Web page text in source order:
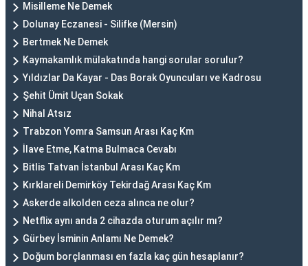
Misilleme Ne Demek
Dolunay Eczanesi - Silifke (Mersin)
Bertmek Ne Demek
Kaymakamlık mülakatında hangi sorular sorulur?
Yıldızlar Da Kayar - Das Borak Oyuncuları ve Kadrosu
Şehit Ümit Uçan Sokak
Nihal Atsız
Trabzon Yomra Samsun Arası Kaç Km
İlave Etme, Katma Bulmaca Cevabı
Bitlis Tatvan İstanbul Arası Kaç Km
Kırklareli Demirköy Tekirdağ Arası Kaç Km
Askerde alkolden ceza alınca ne olur?
Netflix aynı anda 2 cihazda oturum açılır mı?
Gürbey İsminin Anlamı Ne Demek?
Doğum borçlanması en fazla kaç gün hesaplanır?